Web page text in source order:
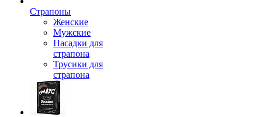
Страпоны
Женские
Мужские
Насадки для
страпона
Трусики для
страпона